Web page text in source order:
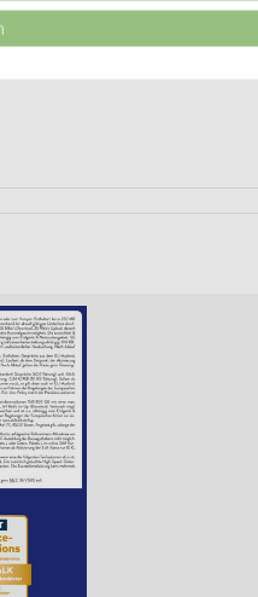
Daten aus verschiedenen